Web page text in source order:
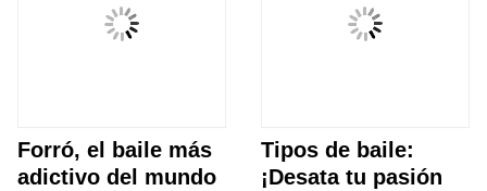
Forró, el baile más
adictivo del mundo
Tipos de baile:
¡Desata tu pasión